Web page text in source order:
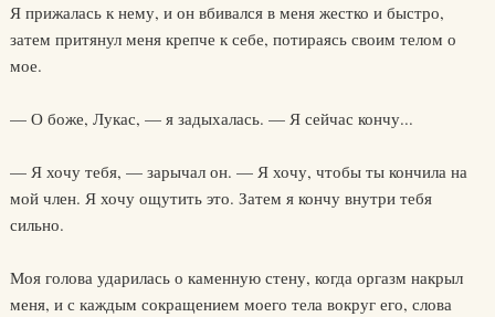
Я прижалась к нему, и он вбивался в меня жестко и быстро,
затем притянул меня крепче к себе, потираясь своим телом о
мое.
— О боже, Лукас, — я задыхалась. — Я сейчас кончу...
— Я хочу тебя, — зарычал он. — Я хочу, чтобы ты кончила на
мой член. Я хочу ощутить это. Затем я кончу внутри тебя
сильно.
Моя голова ударилась о каменную стену, когда оргазм накрыл
меня, и с каждым сокращением моего тела вокруг его, слова